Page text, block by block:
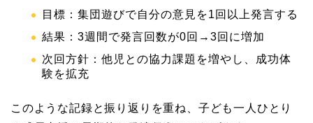
目標：集団遊びで自分の意見を1回以上発言する
結果：3週間で発言回数が0回→3回に増加
次回方針：他児との協力課題を増やし、成功体
験を拡充
このような記録と振り返りを重ね、子ども一人ひとり